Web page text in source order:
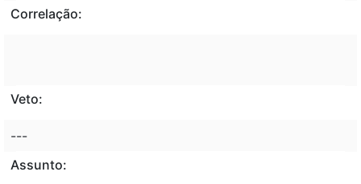
Correlação:
Veto:
---
Assunto: